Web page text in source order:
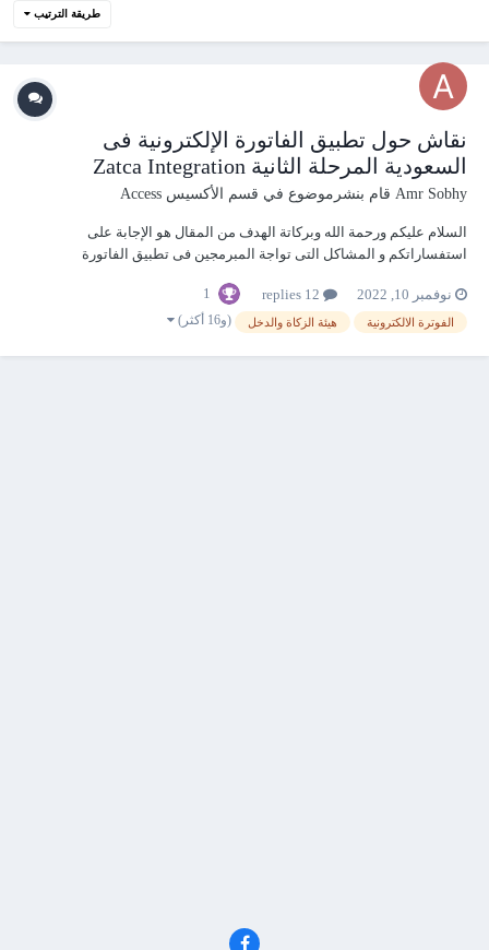
طريقة الترتيب
نقاش حول تطبيق الفاتورة الإلكترونية فى
السعودية المرحلة الثانية Zatca Integration
Amr Sobhy قام بنشرموضوع في قسم الأكسيس Access
السلام عليكم ورحمة الله وبركاتة الهدف من المقال هو الإجابة على
استفساراتكم و المشاكل التى تواجة المبرمجين فى تطبيق الفاتورة
بموضوع الفاتورة الالكترونية فى السعودية (هيئة الزكاة والدخل ) المرحلة
الثانية يتم تطبيق المرحلة...
نوفمبر 10, 2022 1
الفوترة الالكترونية هيئة الزكاة والدخل (و16 أكثر)